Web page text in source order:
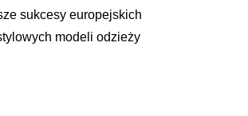
sukcesy europejskich
modeli odzieży